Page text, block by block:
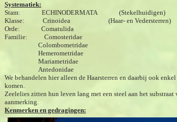
Systematiek:
Stam: ECHINODERMATA (Stekelhuidigen)
Klasse: Crinoidea (Haar- en Vedersterren)
Orde: Comatulida
Familie: Comosteridae
Colombometridae
Hemerometridae
Mariametridae
Antedonidae
We behandelen hier alleen de Haarsterren en daarbij ook
komen.
Zeelelies zitten hun leven lang met een steel aan het
aanmerking.
Kenmerken en gedragingen: